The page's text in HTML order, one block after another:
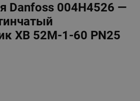
Danfoss 004H4526 —
XB 52M-1-60 PN25